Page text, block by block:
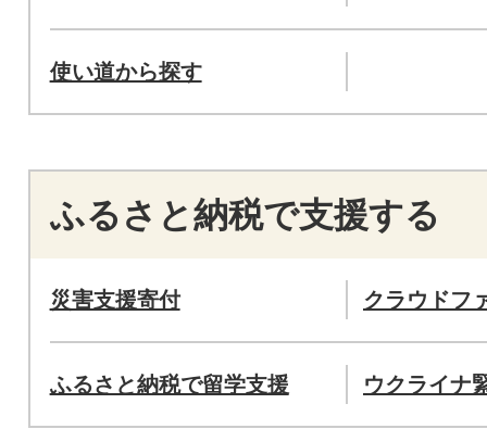
使い道から探す
ふるさと納税で支援する
災害支援寄付 クラウドフ
ふるさと納税で留学支援 ウクライナ